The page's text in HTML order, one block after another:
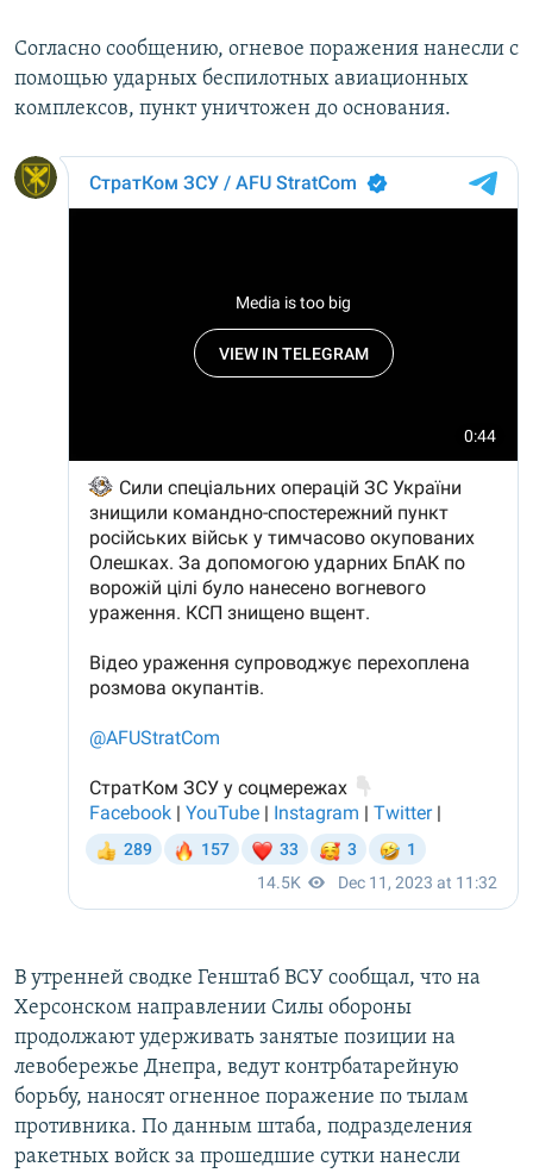
КРЫМ.НЕПОКОРЕННЫЙ
Все сайты RFE/RL
Согласно сообщению, огневое поражения нанесли с
помощью ударных беспилотных авиационных
комплексов, пункт уничтожен до основания.
В утренней сводке Генштаб ВСУ сообщал, что на
Херсонском направлении Силы обороны
продолжают удерживать занятые позиции на
левобережье Днепра, ведут контрбатарейную
борьбу, наносят огненное поражение по тылам
противника. По данным штаба, подразделения
ракетных войск за прошедшие сутки нанесли